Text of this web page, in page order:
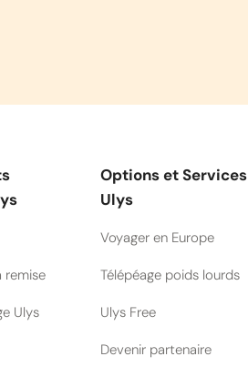
remise
Ulys
Options et Services
Ulys
Voyager en Europe
Télépéage poids lourds
Ulys Free
Devenir partenaire